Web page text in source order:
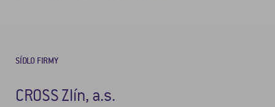
SÍDLO FIRMY
CROSS Zlín, a.s.